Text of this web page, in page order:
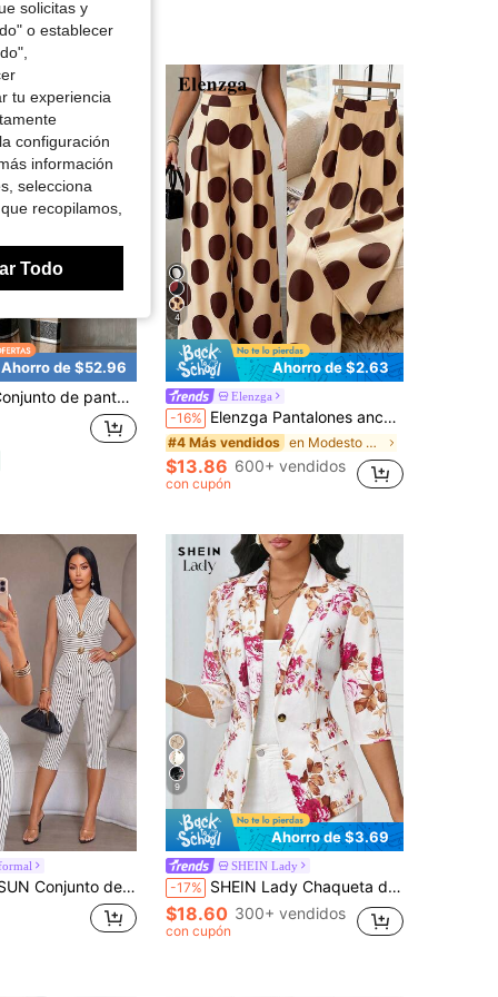
Ahorro de $52.96
de traje de manga larga con estampado a cuadros para mujer, otoño invierno, estilo slim, para oficina y desplazamientos
4
Ahorro de $2.63
Elenzga
-16% Elenzga Pantalones anchos de talle alto y elegantes con lunares, adecuados para negocios, viajes y ocasiones elegantes y románticas en verano
#4 Más vendidos en Modesto y elegante Trajes De Mujer
$13.86 600+ vendidos
con cupón
para mujer, conjunto de maestra de punto blanco con rayas y cintura ceñida, conjunto de chaleco estilo Old Money (floral aleatorio)
9
Ahorro de $3.69
SHEIN Lady
-17% SHEIN Lady Chaqueta delgada de mujer 2025 adecuada para todas las estaciones, abrigo casual de negocios para mujer, blazer con estampado floral para otoño/invierno
$18.60 300+ vendidos
con cupón
solicitas y
o establecer
tu experiencia
configuración
información
selecciona
recopilamos,
Todo